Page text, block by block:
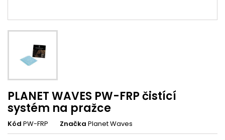
PLANET WAVES PW-FRP čistící
systém na pražce
Kód PW-FRP Značka Planet Waves